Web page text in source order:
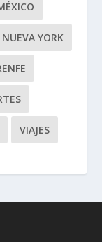
NUEVA YORK
VIAJES